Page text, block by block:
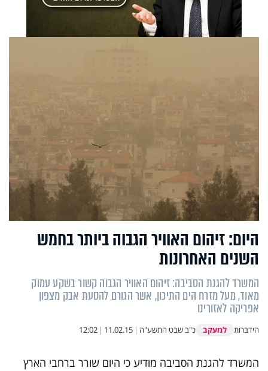
היום: זיהום האוויר הגבוה ביותר בחמש
השנים האחרונות
המשרד להגנת הסביבה: זיהום האוויר הגבוה קשור בשקע עמוק
מאוד, מעל מזרח הים התיכון, אשר הגורם להסעת אבק מצפון
אפריקה לאזורינו
הידברות למעקב כ"ב שבט התשע"ה |
11.02.15
|
12:02
המשרד להגנת הסביבה מודיע כי היום שורר ברחבי הארץ